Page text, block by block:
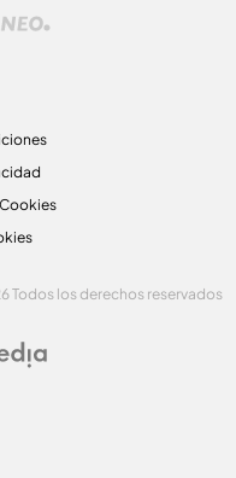
Todos los derechos reservados